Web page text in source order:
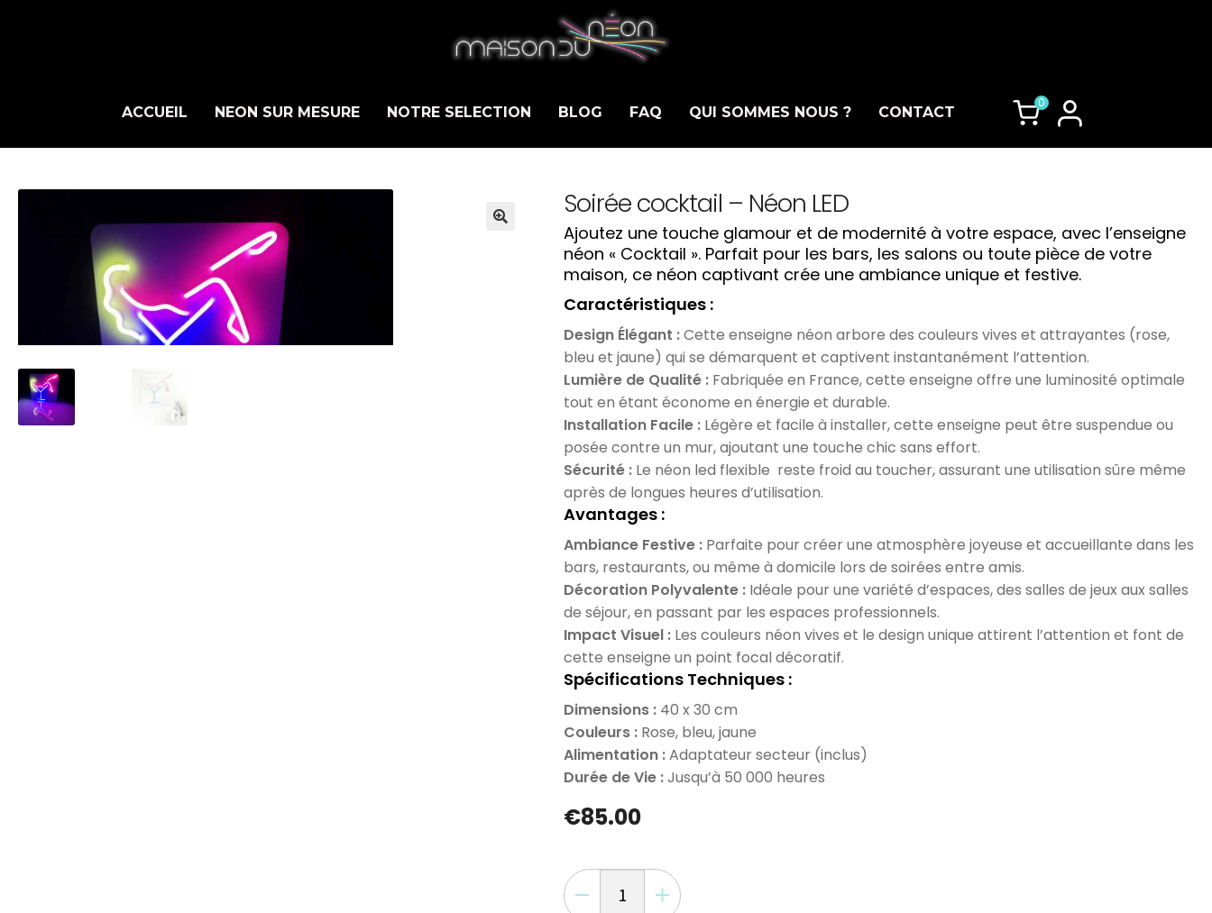
ACCUEIL NEON SUR MESURE NOTRE SELECTION BLOG FAQ QUI SOMMES NOUS ? CONTACT
0
Soirée cocktail – Néon LED
Ajoutez une touche glamour et de modernité à votre espace, avec l’enseigne
néon « Cocktail ». Parfait pour les bars, les salons ou toute pièce de votre
maison, ce néon captivant crée une ambiance unique et festive.
Caractéristiques :
Design Élégant :Cette enseigne néon arbore des couleurs vives et attrayantes (rose,
bleu et jaune) qui se démarquent et captivent instantanément l’attention.
Lumière de Qualité :Fabriquée en France, cette enseigne offre une luminosité optimale
tout en étant économe en énergie et durable.
Installation Facile :Légère et facile à installer, cette enseigne peut être suspendue ou
posée contre un mur, ajoutant une touche chic sans effort.
Sécurité :Le néon led flexible reste froid au toucher, assurant une utilisation sûre même
après de longues heures d’utilisation.
Avantages :
Ambiance Festive :Parfaite pour créer une atmosphère joyeuse et accueillante dans les
bars, restaurants, ou même à domicile lors de soirées entre amis.
Décoration Polyvalente :Idéale pour une variété d’espaces, des salles de jeux aux salles
de séjour, en passant par les espaces professionnels.
Impact Visuel :Les couleurs néon vives et le design unique attirent l’attention et font de
cette enseigne un point focal décoratif.
Spécifications Techniques :
Dimensions :40 x 30 cm
Couleurs :Rose, bleu, jaune
Alimentation :Adaptateur secteur (inclus)
Durée de Vie :Jusqu’à 50 000 heures
€85.00
quantité
de